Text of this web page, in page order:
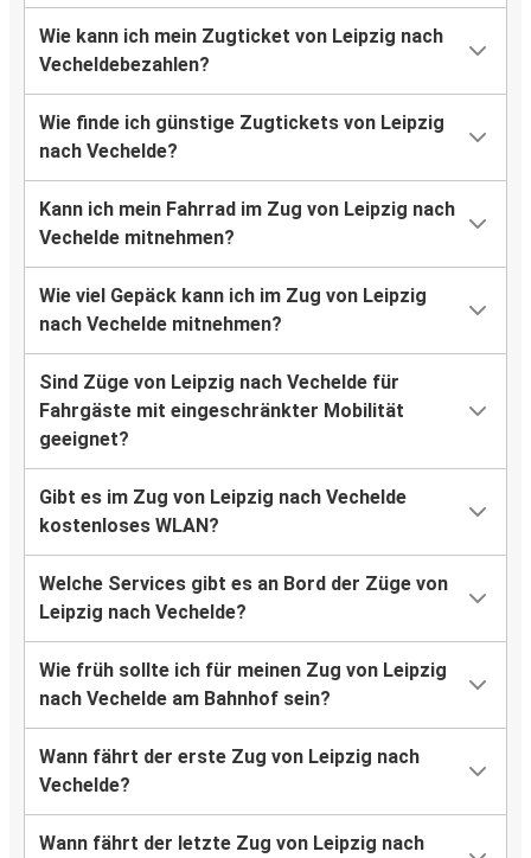
Wie kann ich mein Zugticket von Leipzig nach
Vecheldebezahlen?
Wie finde ich günstige Zugtickets von Leipzig
nach Vechelde?
Kann ich mein Fahrrad im Zug von Leipzig nach
Vechelde mitnehmen?
Wie viel Gepäck kann ich im Zug von Leipzig
nach Vechelde mitnehmen?
Sind Züge von Leipzig nach Vechelde für
Fahrgäste mit eingeschränkter Mobilität
geeignet?
Gibt es im Zug von Leipzig nach Vechelde
kostenloses WLAN?
Welche Services gibt es an Bord der Züge von
Leipzig nach Vechelde?
Wie früh sollte ich für meinen Zug von Leipzig
nach Vechelde am Bahnhof sein?
Wann fährt der erste Zug von Leipzig nach
Vechelde?
Wann fährt der letzte Zug von Leipzig nach